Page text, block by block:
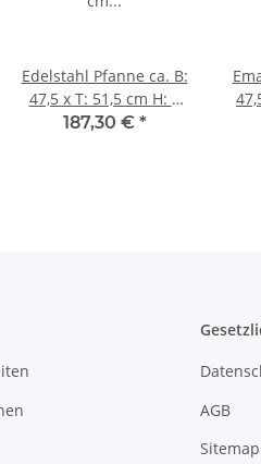
Edelstahl Pfanne ca. B:
47,5 x T: 51,5 cm H: 6
cm für 2 flammigen
187,30 € *
AGB
Sitemap